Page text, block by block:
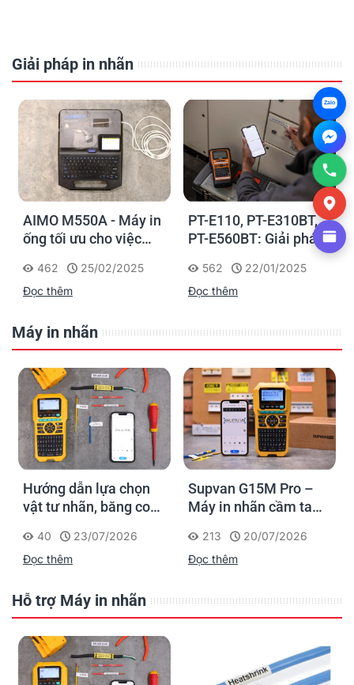
Giải pháp in nhãn
AIMO M550A - Máy in
ống tối ưu cho việc
nhận diện cáp điện,
cáp mạng
462
25/02/2025
Đọc thêm
PT-E110, PT-E310BT,
PT-E560BT: Giải pháp
in nhãn cầm tay công
nghiệp của Brother
562
22/01/2025
Đọc thêm
Máy in nhãn
Hướng dẫn lựa chọn
vật tư nhãn, băng co
Supvan G15M Pro
40
23/07/2026
Đọc thêm
Supvan G15M Pro –
Máy in nhãn cầm tay
dấu một lần, tra cứu
trọn đời công trình
213
20/07/2026
Đọc thêm
Hỗ trợ Máy in nhãn
Zalo